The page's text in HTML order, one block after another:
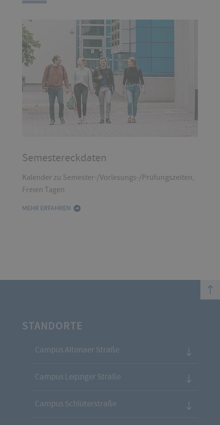
Semestereckdaten
Kalender zu Semester-/Vorlesungs-/Prüfungszeiten,
Freien Tagen
MEHR ERFAHREN
top
STANDORTE
Campus Altonaer Straße
Campus Leipziger Straße
Campus Schlüterstraße